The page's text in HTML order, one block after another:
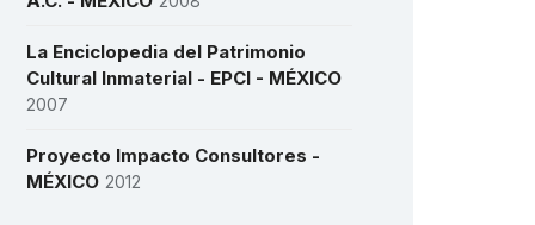
La Enciclopedia del Patrimonio
Cultural Inmaterial - EPCI - MÉXICO
2007
Proyecto Impacto Consultores -
MÉXICO 2012